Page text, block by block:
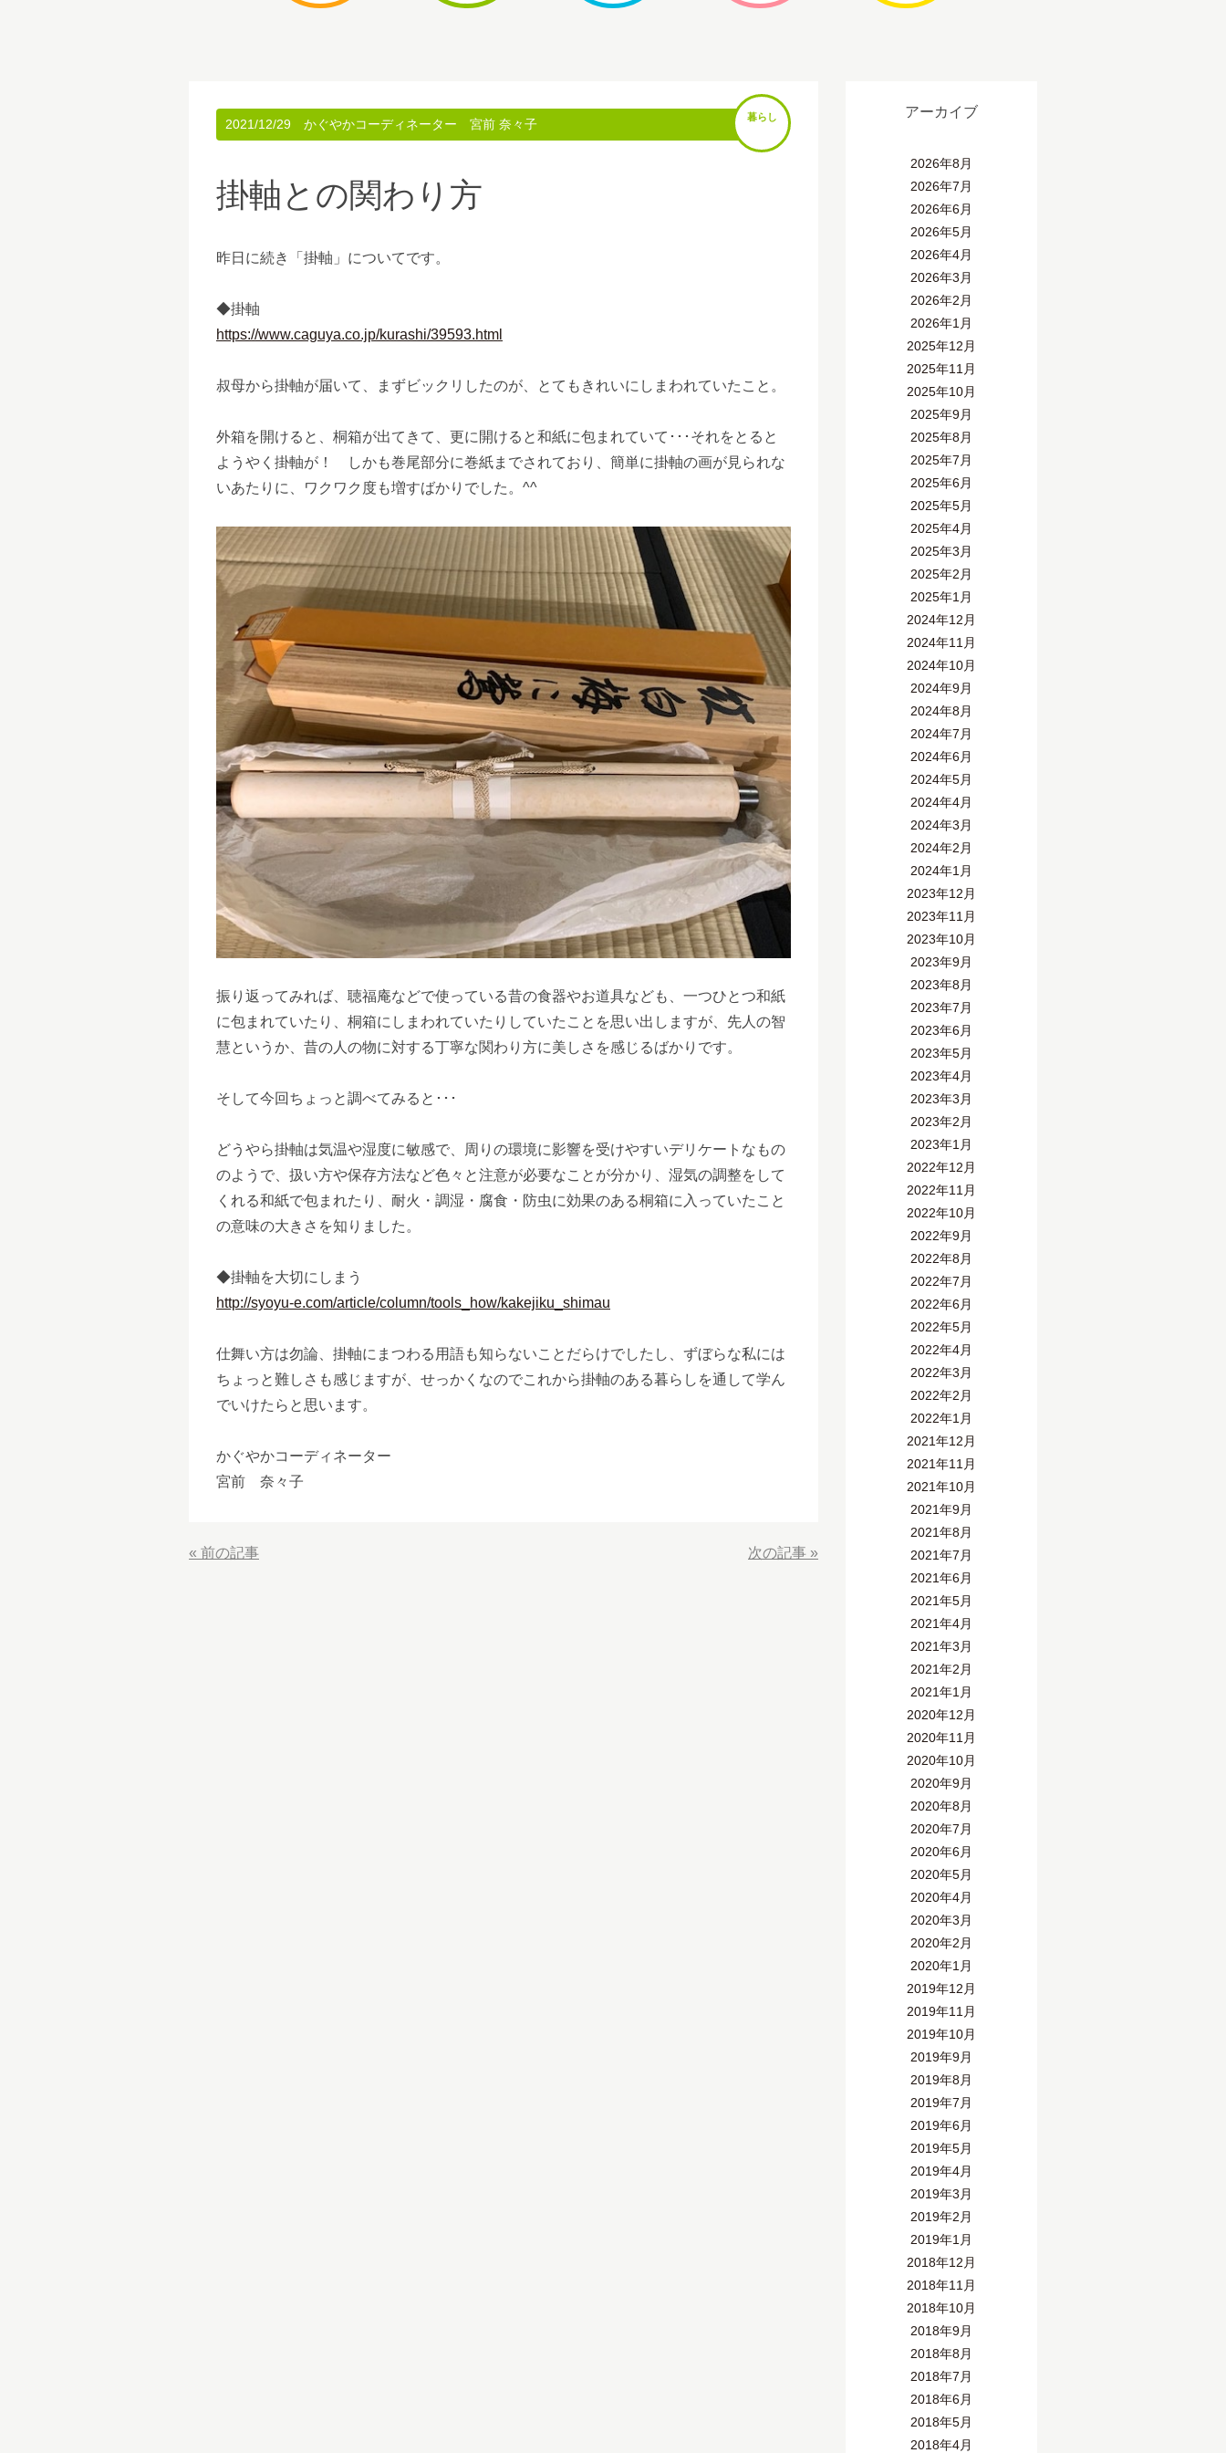
2021/12/29 かぐやかコーディネーター 宮前 奈々子 暮らし
掛軸との関わり方
昨日に続き「掛軸」についてです。
◆掛軸
https://www.caguya.co.jp/kurashi/39593.html
叔母から掛軸が届いて、まずビックリしたのが、とてもきれいにしまわれていたこと。
外箱を開けると、桐箱が出てきて、更に開けると和紙に包まれていて･･･それをとると
ようやく掛軸が！ しかも巻尾部分に巻紙までされており、簡単に掛軸の画が見られな
いあたりに、ワクワク度も増すばかりでした。^^
振り返ってみれば、聴福庵などで使っている昔の食器やお道具なども、一つひとつ和紙
に包まれていたり、桐箱にしまわれていたりしていたことを思い出しますが、先人の智
慧というか、昔の人の物に対する丁寧な関わり方に美しさを感じるばかりです。
そして今回ちょっと調べてみると･･･
どうやら掛軸は気温や湿度に敏感で、周りの環境に影響を受けやすいデリケートなもの
のようで、扱い方や保存方法など色々と注意が必要なことが分かり、湿気の調整をして
くれる和紙で包まれたり、耐火・調湿・腐食・防虫に効果のある桐箱に入っていたこと
の意味の大きさを知りました。
◆掛軸を大切にしまう
http://syoyu-e.com/article/column/tools_how/kakejiku_shimau
仕舞い方は勿論、掛軸にまつわる用語も知らないことだらけでしたし、ずぼらな私には
ちょっと難しさも感じますが、せっかくなのでこれから掛軸のある暮らしを通して学ん
でいけたらと思います。
かぐやかコーディネーター
宮前 奈々子
« 前の記事 次の記事 »
アーカイブ
2026年8月
2026年7月
2026年6月
2026年5月
2026年4月
2026年3月
2026年2月
2026年1月
2025年12月
2025年11月
2025年10月
2025年9月
2025年8月
2025年7月
2025年6月
2025年5月
2025年4月
2025年3月
2025年2月
2025年1月
2024年12月
2024年11月
2024年10月
2024年9月
2024年8月
2024年7月
2024年6月
2024年5月
2024年4月
2024年3月
2024年2月
2024年1月
2023年12月
2023年11月
2023年10月
2023年9月
2023年8月
2023年7月
2023年6月
2023年5月
2023年4月
2023年3月
2023年2月
2023年1月
2022年12月
2022年11月
2022年10月
2022年9月
2022年8月
2022年7月
2022年6月
2022年5月
2022年4月
2022年3月
2022年2月
2022年1月
2021年12月
2021年11月
2021年10月
2021年9月
2021年8月
2021年7月
2021年6月
2021年5月
2021年4月
2021年3月
2021年2月
2021年1月
2020年12月
2020年11月
2020年10月
2020年9月
2020年8月
2020年7月
2020年6月
2020年5月
2020年4月
2020年3月
2020年2月
2020年1月
2019年12月
2019年11月
2019年10月
2019年9月
2019年8月
2019年7月
2019年6月
2019年5月
2019年4月
2019年3月
2019年2月
2019年1月
2018年12月
2018年11月
2018年10月
2018年9月
2018年8月
2018年7月
2018年6月
2018年5月
2018年4月